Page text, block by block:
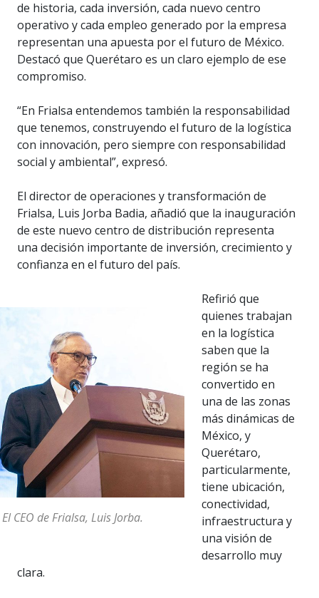
de historia, cada inversión, cada nuevo centro
operativo y cada empleo generado por la empresa
representan una apuesta por el futuro de México.
Destacó que Querétaro es un claro ejemplo de ese
compromiso.
“En Frialsa entendemos también la responsabilidad
que tenemos, construyendo el futuro de la logística
con innovación, pero siempre con responsabilidad
social y ambiental”, expresó.
El director de operaciones y transformación de
Frialsa, Luis Jorba Badia, añadió que la inauguración
de este nuevo centro de distribución representa
una decisión importante de inversión, crecimiento y
confianza en el futuro del país.
El CEO de Frialsa, Luis Jorba.
Refirió que
quienes trabajan
en la logística
saben que la
región se ha
convertido en
una de las zonas
más dinámicas de
México, y
Querétaro,
particularmente,
tiene ubicación,
conectividad,
infraestructura y
una visión de
desarrollo muy
clara.